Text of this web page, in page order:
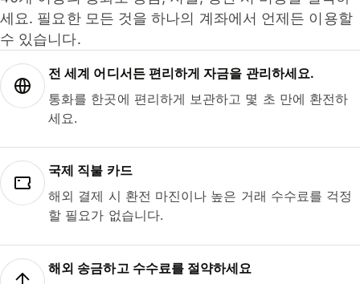
세요. 필요한 모든 것을 하나의 계좌에서 언제든 이용할
수 있습니다.
전 세계 어디서든 편리하게 자금을 관리하세요.
통화를 한곳에 편리하게 보관하고 몇 초 만에 환전하
세요.
국제 직불 카드
해외 결제 시 환전 마진이나 높은 거래 수수료를 걱정
할 필요가 없습니다.
해외 송금하고 수수료를 절약하세요